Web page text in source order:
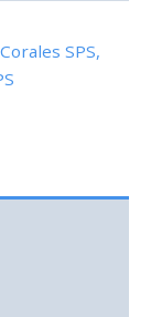
Corales SPS,